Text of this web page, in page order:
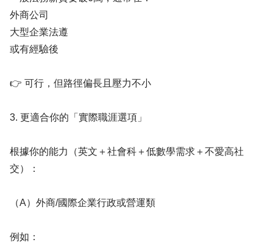
外商公司
大型企業法遵
或有經驗後
👉 可行，但路徑偏長且壓力不小
3. 更適合你的「實際職涯選項」
根據你的能力（英文＋社會科＋低數學需求＋不愛高社
交）：
（A）外商/國際企業行政或營運類
例如：